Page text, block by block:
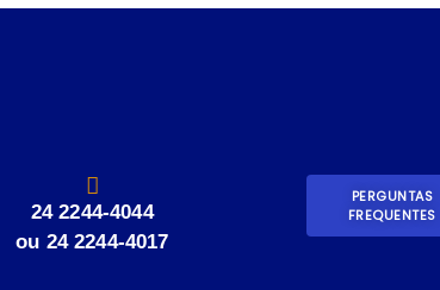
24 2244-4044
ou 24 2244-4017
PERGUNTAS
FREQUENTES